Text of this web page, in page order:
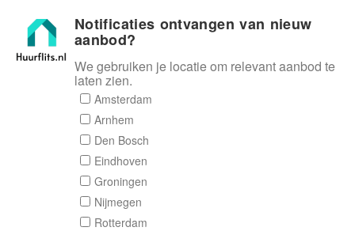
Huurflits
Reactieformulier
Huurflits
Verstuur je bericht
Notificaties ontvangen van nieuw
aanbod?
We gebruiken je locatie om relevant aanbod te
laten zien.
Amsterdam
Arnhem
Den Bosch
Eindhoven
Groningen
Nijmegen
Rotterdam